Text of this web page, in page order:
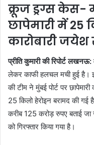
क्रूज ड्रग्स केस-
छापेमारी में 25
कारोबारी जयेश
प्रीति कुमारी की रिपोर्ट लखनऊ:
लेकर काफी हलचल मची हुई है।
की टीम ने मुंबई पोर्ट पर
25 किलो हेरोइन बरामद की गई
करीब 125 करोड़ रुपए बताई
को गिरफ्तार किया गया है।